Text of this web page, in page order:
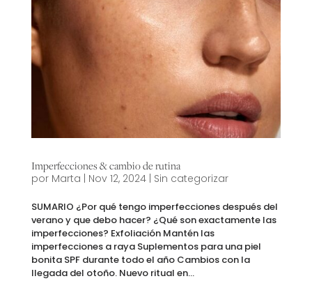
Imperfecciones & cambio de rutina
por Marta Nov 12, 2024| Sin categorizar
SUMARIO ¿Por qué tengo imperfecciones después del
verano y que debo hacer? ¿Qué son exactamente las
imperfecciones? Exfoliación Mantén las
imperfecciones a raya Suplementos para una piel
bonita SPF durante todo el año Cambios con la
llegada del otoño. Nuevo ritual en...